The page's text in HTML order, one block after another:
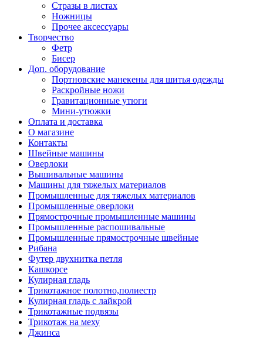
Стразы в листах
Ножницы
Прочее аксессуары
Творчество
Фетр
Бисер
Доп. оборудование
Портновские манекены для шитья одежды
Раскройные ножи
Гравитационные утюги
Мини-утюжки
Оплата и доставка
О магазине
Контакты
Швейные машины
Оверлоки
Вышивальные машины
Машины для тяжелых материалов
Промышленные для тяжелых материалов
Промышленные оверлоки
Прямострочные промышленные машины
Промышленные распошивальные
Промышленные прямострочные швейные
Рибана
Футер двухнитка петля
Кашкорсе
Кулирная гладь
Трикотажное полотно,полиестр
Кулирная гладь с лайкрой
Трикотажные подвязы
Трикотаж на меху
Джинса